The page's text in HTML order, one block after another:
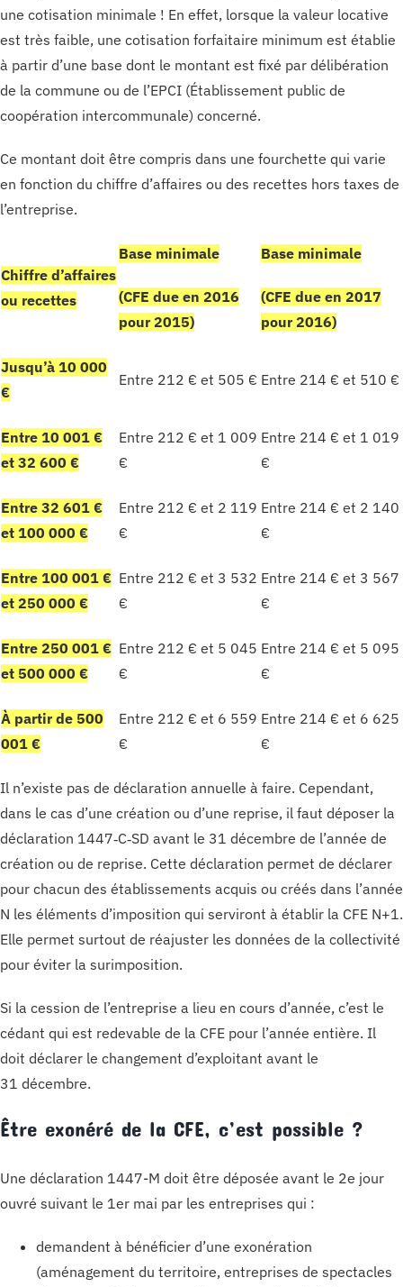
une cotisation minimale ! En effet, lorsque la valeur locative
est très faible, une cotisation forfaitaire minimum est établie
à partir d’une base dont le montant est fixé par délibération
de la commune ou de l’EPCI (Établissement public de
coopération intercommunale) concerné.
Ce montant doit être compris dans une fourchette qui varie
en fonction du chiffre d’affaires ou des recettes hors taxes de
l’entreprise.
Chiffre d’affaires
ou recettes
Base minimale
(CFE due en 2016
pour 2015)
Base minimale
(CFE due en 2017
pour 2016)
Jusqu’à 10 000
€
Entre 212 € et 505 € Entre 214 € et 510 €
Entre 10 001 €
et 32 600 €
Entre 212 € et 1 009
€
Entre 214 € et 1 019
€
Entre 32 601 €
et 100 000 €
Entre 212 € et 2 119
€
Entre 214 € et 2 140
€
Entre 100 001 €
et 250 000 €
Entre 212 € et 3 532
€
Entre 214 € et 3 567
€
Entre 250 001 €
et 500 000 €
Entre 212 € et 5 045
€
Entre 214 € et 5 095
€
À partir de 500
001 €
Entre 212 € et 6 559
€
Entre 214 € et 6 625
€
Il n’existe pas de déclaration annuelle à faire. Cependant,
dans le cas d’une création ou d’une reprise, il faut déposer la
déclaration 1447‑C‑SD avant le 31 décembre de l’année de
création ou de reprise. Cette déclaration permet de déclarer
pour chacun des établissements acquis ou créés dans l’année
N les éléments d’imposition qui serviront à établir la CFE N+1.
Elle permet surtout de réajuster les données de la collectivité
pour éviter la surimposition.
Si la cession de l’entreprise a lieu en cours d’année, c’est le
cédant qui est redevable de la CFE pour l’année entière. Il
doit déclarer le changement d’exploitant avant le
31 décembre.
Être exonéré de la CFE, c’est possible ?
Une déclaration 1447-M doit être déposée avant le 2e jour
ouvré suivant le 1er mai par les entreprises qui :
demandent à bénéficier d’une exonération
(aménagement du territoire, entreprises de spectacles